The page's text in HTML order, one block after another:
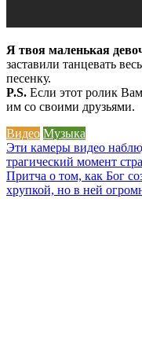
Я твоя маленькая
заставили танцевать
песенку.
P.S. Если этот ролик
им со своими друзьями.
Видео Музыка
Навигация
по
записям
Эти камеры видео
трагический момент
Притча о том, как Бог
хрупкой, но в ней